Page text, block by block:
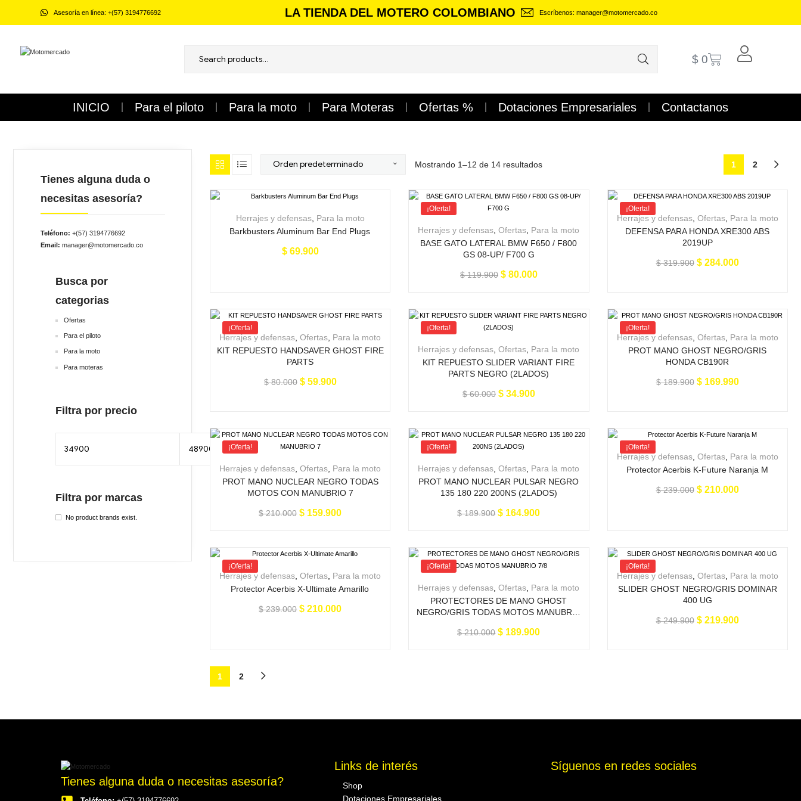
Asesoría en línea: +(57) 3194776692 LA TIENDA DEL MOTERO COLOMBIANO Escríbenos: manager@motomercado.co
$ 0
guantes,
INICIO Para el piloto Para la moto Para Moteras Ofertas % Dotaciones Empresariales Contactanos
1 2
Mostrando 1–12 de 14 resultados
Herrajes y defensas, Para la moto
Barkbusters Aluminum Bar End Plugs
$69.900
¡Oferta!
Herrajes y defensas ,Ofertas Para la moto
BASE GATO LATERAL BMW F650 / F800
GS 08-UP/ F700 G
$119.900 $80.000
¡Oferta!
Herrajes y defensas, Ofertas, Para la moto
DEFENSA PARA HONDA XRE300 ABS
2019UP
$319.900 $284.000
¡Oferta!
Herrajes y defensas ,Ofertas Para la moto
KIT REPUESTO HANDSAVER GHOST FIRE
PARTS
$80.000 $59.900
¡Oferta!
Herrajes y defensas ,Ofertas Para la moto
KIT REPUESTO SLIDER VARIANT FIRE
PARTS NEGRO (2LADOS)
$60.000 $34.900
¡Oferta!
Herrajes y defensas, Ofertas, Para la moto
PROT MANO GHOST NEGRO/GRIS
HONDA CB190R
$189.900 $169.990
¡Oferta!
Herrajes y defensas ,Ofertas Para la moto
PROT MANO NUCLEAR NEGRO TODAS
MOTOS CON MANUBRIO 7
$210.000 $ 159.900
¡Oferta!
Herrajes y defensas ,Ofertas Para la moto
PROT MANO NUCLEAR PULSAR NEGRO
135 180 220 200NS (2LADOS)
$189.900 $ 164.900
¡Oferta!
Herrajes y defensas, Ofertas, Para la moto
Protector Acerbis K-Future Naranja M
$239.000 $210.000
¡Oferta!
Herrajes y defensas ,Ofertas Para la moto
Protector Acerbis X-Ultimate Amarillo
$239.000 $ 210.000
¡Oferta!
Herrajes y defensas ,Ofertas Para la moto
PROTECTORES DE MANO GHOST
NEGRO/GRIS TODAS MOTOS MANUBRIO
$210.000 $ 189.900
¡Oferta!
Herrajes y defensas, Ofertas, Para la moto
SLIDER GHOST NEGRO/GRIS DOMINAR
400 UG
$249.900 $219.900
1 2
Tienes alguna duda o
necesitas asesoría?
Teléfono: +(57) 3194776692
Email: manager@motomercado.co
Busca por
categorias
Ofertas
Para el piloto
Para la moto
Para moteras
Filtra por precio
Filtrar
Filtra por marcas
No product brands exist.
Motomercado
Tienes alguna duda o necesitas asesoría?
Links de interés
Shop
Dotaciones Empresariales
Síguenos en redes sociales